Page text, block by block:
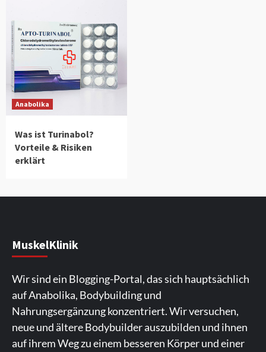
Anabolika
Was ist Turinabol?
Vorteile & Risiken
erklärt
MuskelKlinik
Wir sind ein Blogging-Portal, das sich hauptsächlich
auf Anabolika, Bodybuilding und
Nahrungsergänzung konzentriert.Wir versuchen,
neue und ältere Bodybuilder auszubilden und ihnen
auf ihrem Weg zu einem besseren Körper und einer